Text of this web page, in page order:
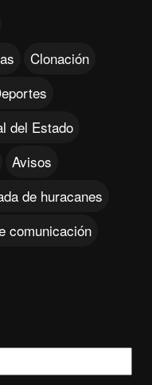
Clonación
del Estado
Avisos
de huracanes
comunicación